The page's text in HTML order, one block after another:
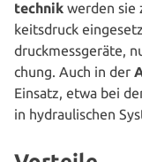
tech­nik werden sie
keits­druck
druck­mess­ge­rä­te,
chung. Auch in der
Einsatz, etwa bei
in hydrau­li­schen